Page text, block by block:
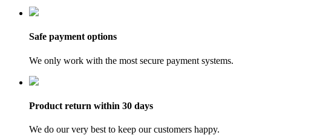
Safe payment options
We only work with the most secure payment systems.
Product return within 30 days
We do our very best to keep our customers happy.